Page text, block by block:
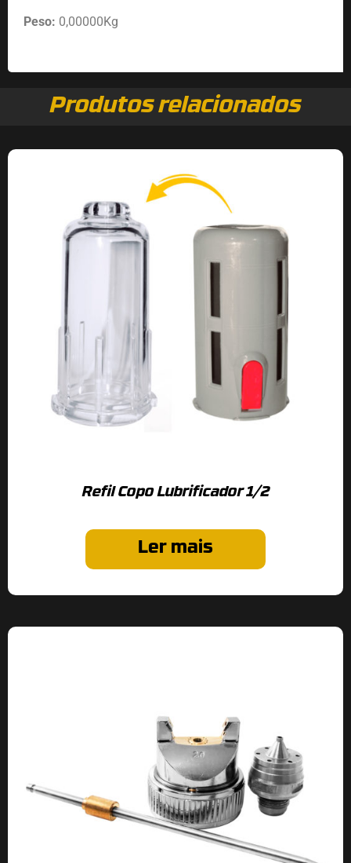
Peso: 0,00000Kg
Produtos relacionados
Refil Copo Lubrificador 1/2
Ler mais